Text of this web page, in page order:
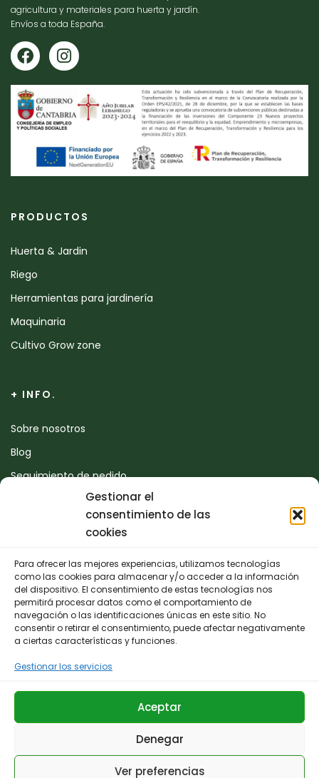
Gestionar el
consentimiento de las
cookies
Para ofrecer las mejores experiencias, utilizamos tecnologías
como las cookies para almacenar y/o acceder a la información
del dispositivo. El consentimiento de estas tecnologías nos
permitirá procesar datos como el comportamiento de
navegación o las identificaciones únicas en este sitio. No
consentir o retirar el consentimiento, puede afectar negativamente
a ciertas características y funciones.
Gestionar los servicios
Aceptar
Denegar
Ver preferencias
agricultura y materiales para huerta y jardín.
Envíos a toda España.
PRODUCTOS
Huerta & Jardin
Riego
Herramientas para jardinería
Maquinaria
Cultivo Grow zone
+ INFO.
Sobre nosotros
Blog
Seguimiento de pedido
CONTACTO
942 25 50 54
Polígono de Trascueto, parcela 4, 39600 Revilla de
Camargo, Cantabria
info@fernando-santamaria.com